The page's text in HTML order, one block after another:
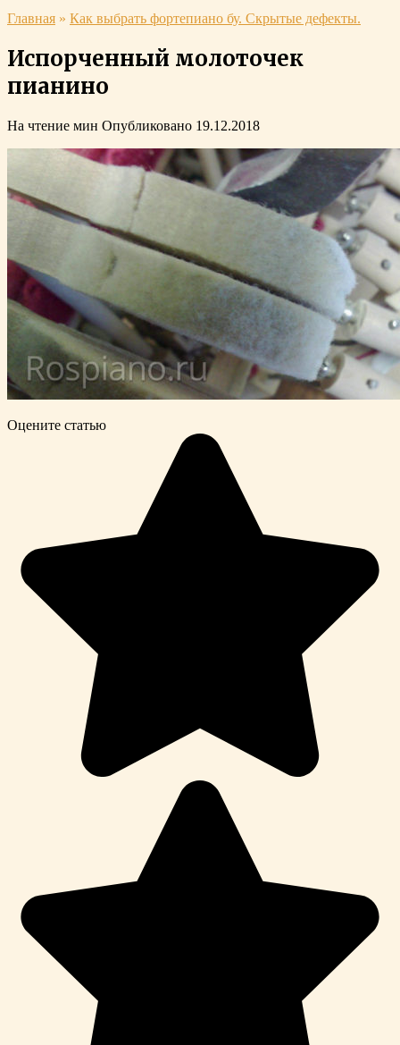
Главная » Как выбрать фортепиано бу. Скрытые дефекты.
Испорченный молоточек
пианино
На чтение мин Опубликовано 19.12.2018
Оцените статью